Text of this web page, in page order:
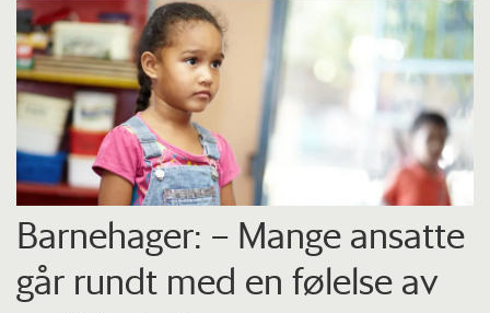
Barnehager: – Mange ansatte
går rundt med en følelse av